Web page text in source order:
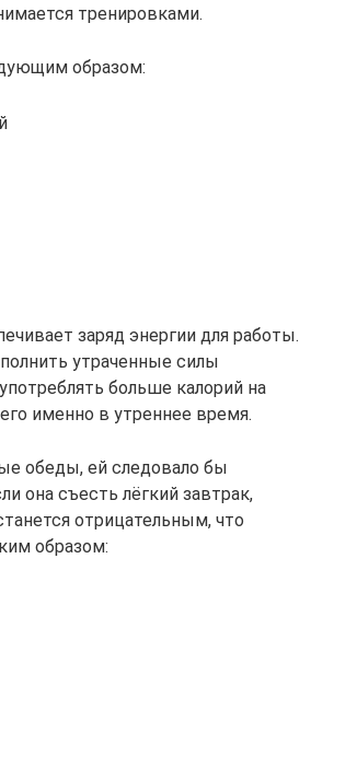
тренировками.
образом:
заряд энергии для работы.
утраченные силы
больше калорий на
именно в утреннее время.
обеды, ей следовало бы
она съесть лёгкий завтрак,
отрицательным, что
образом: